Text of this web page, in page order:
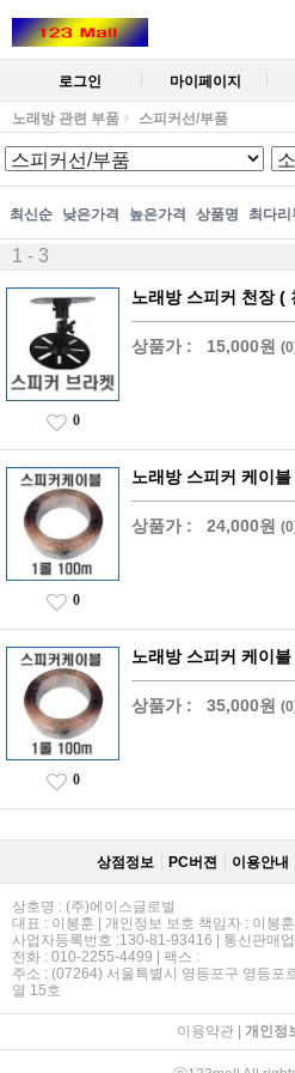
로그인 마이페이지
노래방 관련 부품 스피커선/부품
최신순 낮은가격 높은가격 상품명 최다리
1 - 3
노래방 스피커 천장 (
상품가 : 15,000원
0
노래방 스피커 케이
상품가 : 24,000원
0
노래방 스피커 케이
상품가 : 35,000원
0
상점정보 PC버젼 이용안내
상호명 : (주)에이스글로벌
대표 : 이봉훈 | 개인정보 보호 책임자 : 이봉훈
사업자등록번호 :130-81-93416 | 통신판매
전화 : 010-2255-4499 | 팩스 :
주소 : (07264) 서울특별시 영등포구 영등포
열 15호
이용약관| 개인정